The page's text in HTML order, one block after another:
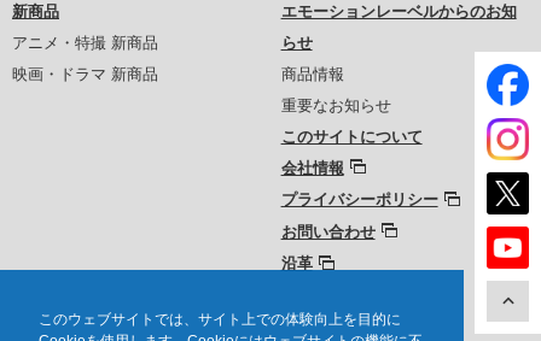
このウェブサイトでは、サイト上での体験向上を目的に
新商品
アニメ・特撮 新商品
映画・ドラマ 新商品
エモーションレーベルからのお知
らせ
商品情報
重要なお知らせ
このサイトについて
会社情報
プライバシーポリシー
お問い合わせ
沿革